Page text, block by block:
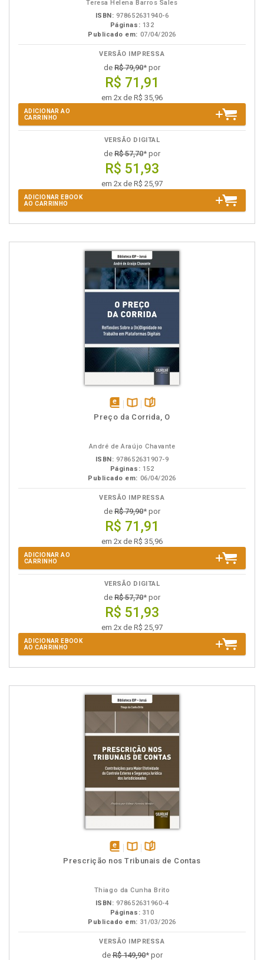
Teresa Helena Barros Sales
ISBN: 978652631940-6
Páginas: 132
Publicado em: 07/04/2026
VERSÃO IMPRESSA
de R$ 79,90* por
R$ 71,91
em 2x de R$ 35,96
ADICIONAR AO
CARRINHO
VERSÃO DIGITAL
de R$ 57,70* por
R$ 51,93
em 2x de R$ 25,97
ADICIONAR EBOOK
AO CARRINHO
disponível
Disponível
páginas
Preço da Corrida, O
André de Araújo Chavante
ISBN: 978652631907-9
Páginas: 152
Publicado em: 06/04/2026
VERSÃO IMPRESSA
de R$ 79,90* por
R$ 71,91
em 2x de R$ 35,96
ADICIONAR AO
CARRINHO
VERSÃO DIGITAL
de R$ 57,70* por
R$ 51,93
em 2x de R$ 25,97
ADICIONAR EBOOK
AO CARRINHO
disponível
Disponível
páginas
Prescrição nos Tribunais de Contas
Thiago da Cunha Brito
ISBN: 978652631960-4
Páginas: 310
Publicado em: 31/03/2026
VERSÃO IMPRESSA
deR$ 149,90* por